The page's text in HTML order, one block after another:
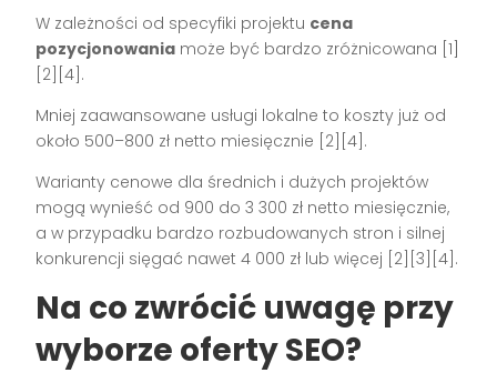
W zależności od specyfiki projektu cena
pozycjonowania może być bardzo zróżnicowana [1]
[2][4].
Mniej zaawansowane usługi lokalne to koszty już od
około 500–800 zł netto miesięcznie [2][4].
Warianty cenowe dla średnich i dużych projektów
mogą wynieść od 900 do 3 300 zł netto miesięcznie,
a w przypadku bardzo rozbudowanych stron i silnej
konkurencji sięgać nawet 4 000 zł lub więcej [2][3][4].
Na co zwrócić uwagę przy
wyborze oferty SEO?